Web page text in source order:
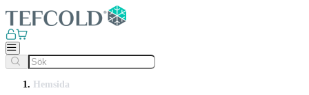
Hemsida